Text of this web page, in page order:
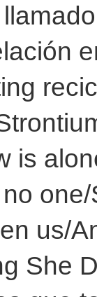
is
us/
She